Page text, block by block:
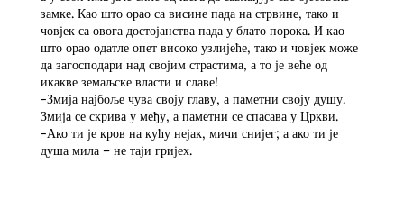
замке. Као што орао са висине пада на стрвине, тако и
човјек са овога достојанства пада у блато порока. И као
што орао одатле опет високо узлијеће, тако и човјек може
да загосподари над својим страстима, а то је веће од
икакве земаљске власти и славе!
-Змија најбоље чува своју главу, а паметни своју душу.
Змија се скрива у међу, а паметни се спасава у Цркви.
-Ако ти је кров на кућу нејак, мичи снијег; а ако ти је
душа мила – не таји гријех.